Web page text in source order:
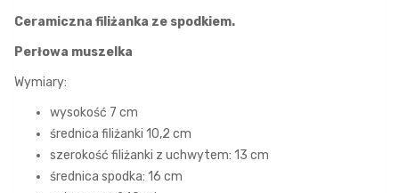
Ceramiczna filiżanka ze spodkiem.
Perłowa muszelka
Wymiary:
wysokość 7 cm
średnica filiżanki 10,2 cm
szerokość filiżanki z uchwytem: 13 cm
średnica spodka: 16 cm